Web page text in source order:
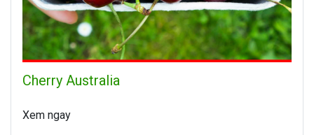
Cherry Australia
Xem ngay